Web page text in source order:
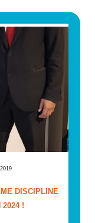
DISCIPLINE
2024 !